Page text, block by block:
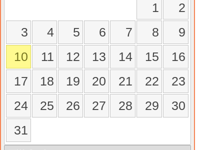
1
2
3
4 5 6 7 8
9
10
11 12 13 14 15
16
17
18 19 20 21 22
23
24
25 26 27 28 29
30
31